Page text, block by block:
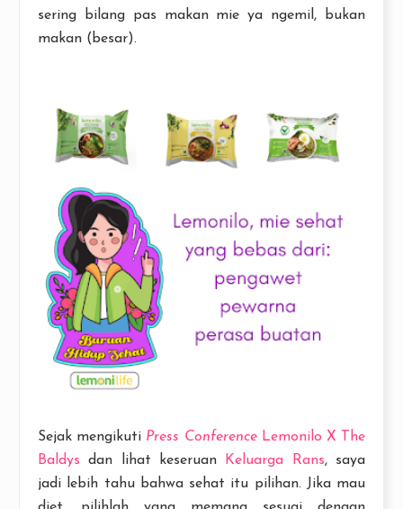
sering bilang pas makan mie ya ngemil, bukan
makan (besar).
Sejak mengikuti Press Conference Lemonilo X The
Baldys dan lihat keseruan Keluarga Rans, saya
jadi lebih tahu bahwa sehat itu pilihan. Jika mau